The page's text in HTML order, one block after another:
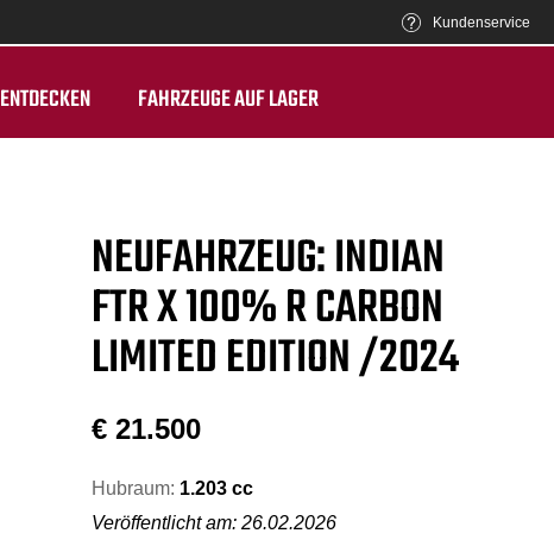
Kundenservice
ENTDECKEN FAHRZEUGE AUF LAGER
NEUFAHRZEUG: INDIAN
FTR X 100% R CARBON
LIMITED EDITION /2024
€ 21.500
Hubraum: 1.203 cc
Veröffentlicht am: 26.02.2026